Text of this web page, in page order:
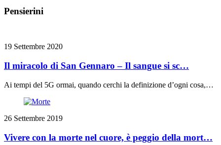
Pensierini
19 Settembre 2020
Il miracolo di San Gennaro – Il sangue si sc…
Ai tempi del 5G ormai, quando cerchi la definizione d’ogni cosa,…
26 Settembre 2019
Vivere con la morte nel cuore, è peggio della mort…